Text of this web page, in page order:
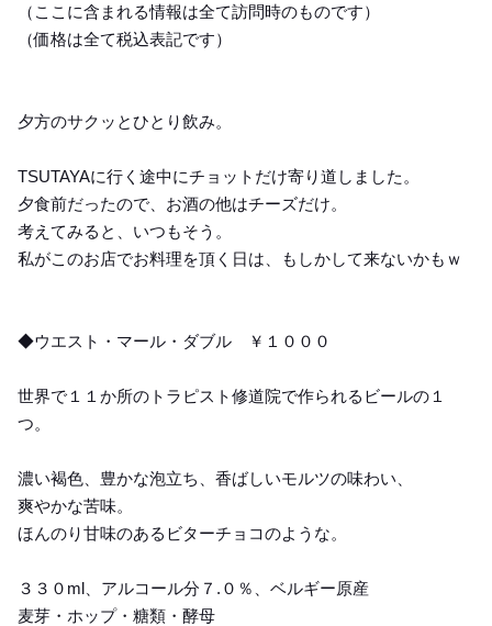
（ここに含まれる情報は全て訪問時のものです）
（価格は全て税込表記です）
夕方のサクッとひとり飲み。
TSUTAYAに行く途中にチョットだけ寄り道しました。
夕食前だったので、お酒の他はチーズだけ。
考えてみると、いつもそう。
私がこのお店でお料理を頂く日は、もしかして来ないかもｗ
◆ウエスト・マール・ダブル ￥１０００
世界で１１か所のトラピスト修道院で作られるビールの１
つ。
濃い褐色、豊かな泡立ち、香ばしいモルツの味わい、
爽やかな苦味。
ほんのり甘味のあるビターチョコのような。
３３０ml、アルコール分７.０％、ベルギー原産
麦芽・ホップ・糖類・酵母